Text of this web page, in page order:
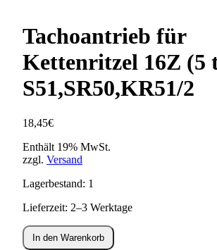
Tachoantrieb für
Kettenritzel 16Z (5
S51,SR50,KR51/2
18,45€
Enthält 19% MwSt.
zzgl. Versand
Lagerbestand: 1
Lieferzeit: 2–3 Werktage
Tachoantrieb
fürIn den Warenkorb